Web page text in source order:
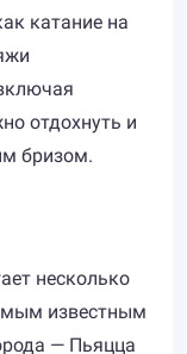
катание на
отдохнуть и
бризом.
несколько
известным
— Пьяцца